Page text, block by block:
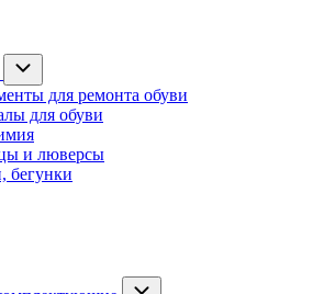
для ремонта обуви
для обуви
и люверсы
бегунки